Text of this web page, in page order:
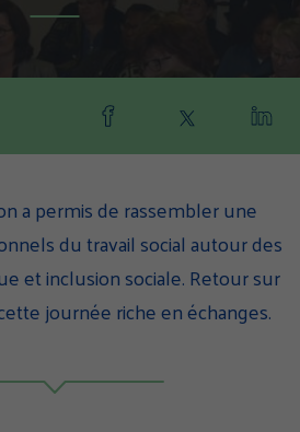
Partager
cette
sur
Facebook
(nouvelle
fenêtre)
Partager
cette
sur
Twitter
(nouvelle
fenêtre)
cette
a permis de rassembler une
du travail social autour des
et inclusion sociale. Retour sur
journée riche en échanges.